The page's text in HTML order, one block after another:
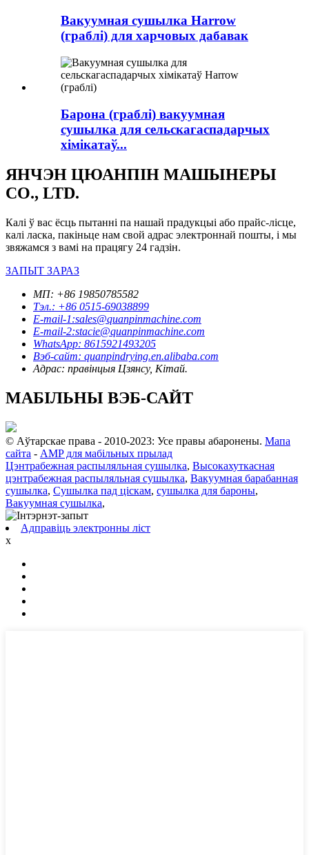
Вакуумная сушылка Harrow
(граблі) для харчовых дабавак
Барона (граблі) вакуумная
сушылка для сельскагаспадарчых
хімікатаў...
ЯНЧЭН ЦЮАНПІН МАШЫНЕРЫ
CO., LTD.
Калі ў вас ёсць пытанні па нашай прадукцыі або прайс-лісце,
калі ласка, пакіньце нам свой адрас электроннай пошты, і мы
звяжамся з вамі на працягу 24 гадзін.
ЗАПЫТ ЗАРАЗ
МП: +86 19850785582
Тэл.: +86 0515-69038899
E-mail-1:sales@quanpinmachine.com
E-mail-2:stacie@quanpinmachine.com
WhatsApp: 8615921493205
Вэб-сайт: quanpindrying.en.alibaba.com
Адрас: правінцыя Цзянсу, Кітай.
МАБІЛЬНЫ ВЭБ-САЙТ
© Аўтарскае права - 2010-2023: Усе правы абаронены. Мапа
сайта - AMP для мабільных прылад
Цэнтрабежная распыляльная сушылка, Высокахуткасная
цэнтрабежная распыляльная сушылка, Вакуумная барабанная
сушылка, Сушылка пад ціскам, сушылка для бароны,
Вакуумная сушылка,
Адправіць электронны ліст
x